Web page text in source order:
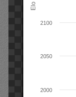
Elo
2000
2050
2100